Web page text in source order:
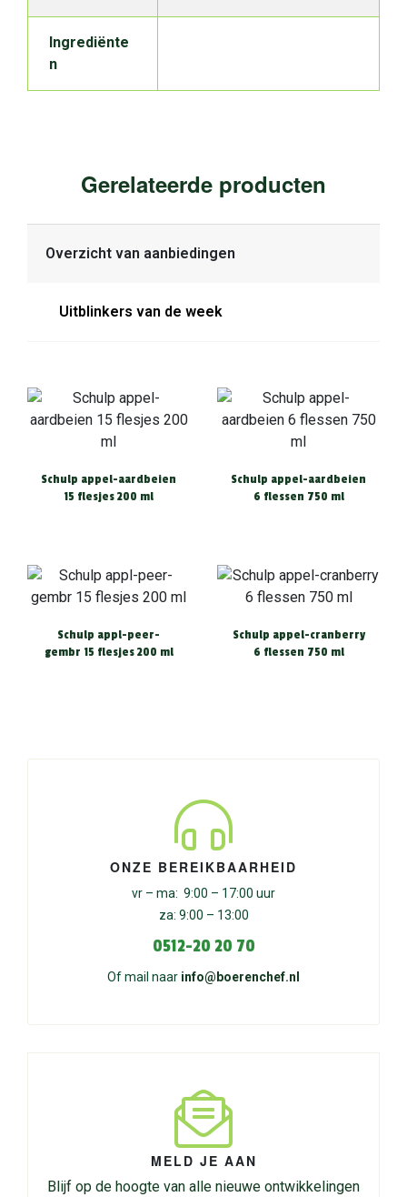
Ingrediënte
n
Gerelateerde producten
Overzicht van aanbiedingen
Uitblinkers van de week
Schulp appel-aardbeien
15 flesjes 200 ml
Schulp appel-aardbeien
6 flessen 750 ml
Schulp appl-peer-
gembr 15 flesjes 200 ml
Schulp appel-cranberry
6 flessen 750 ml
ONZE BEREIKBAARHEID
vr – ma: 9:00 – 17:00 uur
za: 9:00 – 13:00
0512-20 20 70
Of mail naar info@boerenchef.nl
MELD JE AAN
Blijf op de hoogte van alle nieuwe ontwikkelingen